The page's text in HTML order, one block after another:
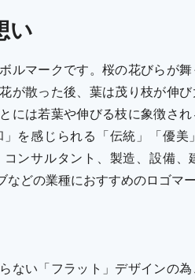
い
ルマークです。桜の花びらが
が散った後、葉は茂り枝が伸
には若葉や伸びる枝に象徴さ
を感じられる「伝統」「優美
ンサルタント、製造、設備、
どの業種におすすめのロゴマー
ない「フラット」デザインの